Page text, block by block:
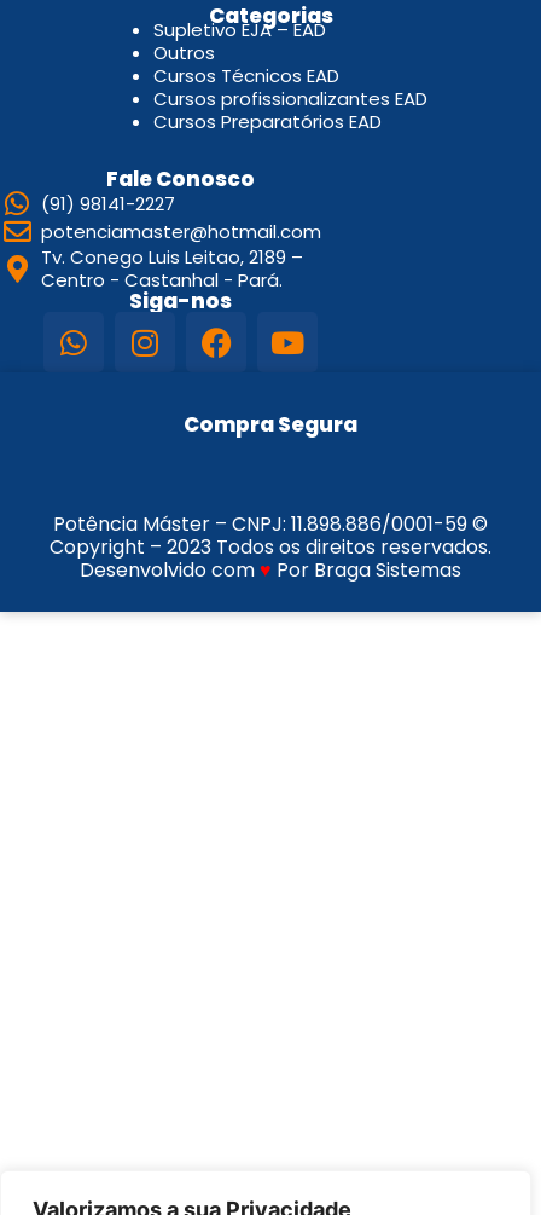
Valorizamos a sua Privacidade
Categorias
Supletivo EJA – EAD
Outros
Cursos Técnicos EAD
Cursos profissionalizantes EAD
Cursos Preparatórios EAD
Fale Conosco
(91) 98141-2227
potenciamaster@hotmail.com
Tv. Conego Luis Leitao, 2189 –
Centro - Castanhal - Pará.
Siga-nos
Compra Segura
Potência Máster – CNPJ: 11.898.886/0001-59©
Copyright – 2023 Todos os direitos reservados.
Desenvolvido com♥ Por Braga Sistemas